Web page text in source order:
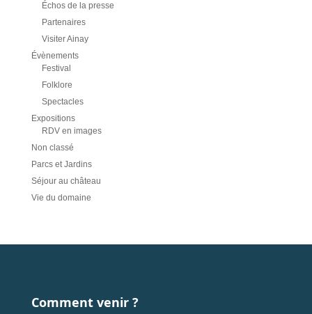
Échos de la presse
Partenaires
Visiter Ainay
Évènements
Festival
Folklore
Spectacles
Expositions
RDV en images
Non classé
Parcs et Jardins
Séjour au château
Vie du domaine
Comment venir ?